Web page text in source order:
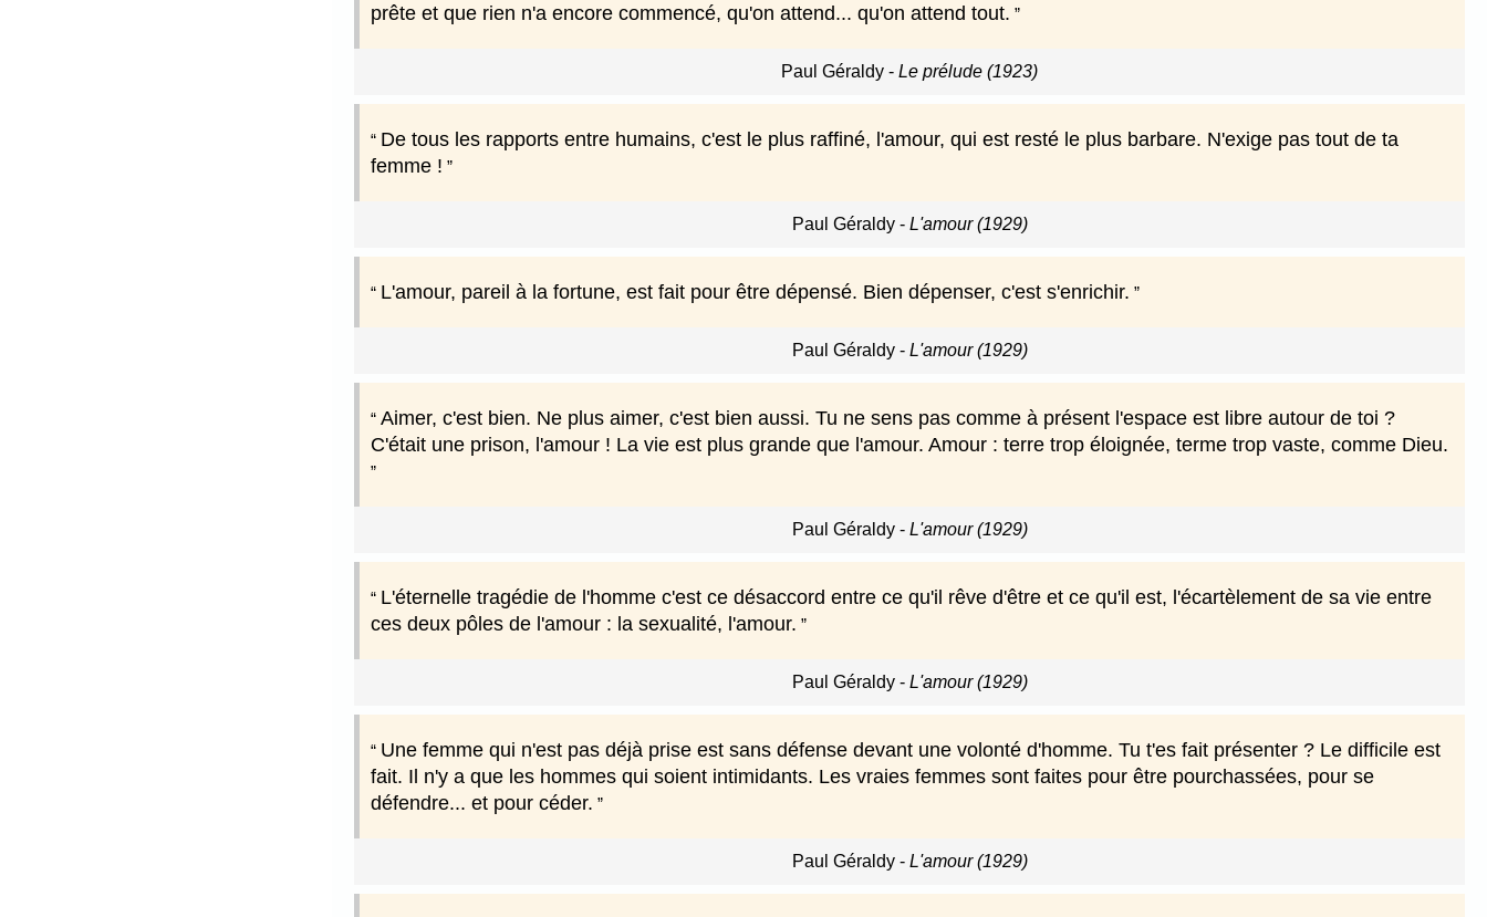
prête et que rien n'a encore commencé, qu'on attend... qu'on attend tout.
Paul Géraldy - Le prélude (1923)
De tous les rapports entre humains, c'est le plus raffiné, l'amour, qui est resté le plus barbare. N'exige pas tout de ta
femme !
Paul Géraldy- L'amour (1929)
L'amour, pareil à la fortune, est fait pour être dépensé. Bien dépenser, c'est s'enrichir.
Paul Géraldy- L'amour (1929)
Aimer, c'est bien. Ne plus aimer, c'est bien aussi. Tu ne sens pas comme à présent l'espace est libre autour de toi ?
C'était une prison, l'amour ! La vie est plus grande que l'amour. Amour : terre trop éloignée, terme trop vaste, comme Dieu.
Paul Géraldy- L'amour (1929)
L'éternelle tragédie de l'homme c'est ce désaccord entre ce qu'il rêve d'être et ce qu'il est, l'écartèlement de sa vie entre
ces deux pôles de l'amour : la sexualité, l'amour.
Paul Géraldy- L'amour (1929)
Une femme qui n'est pas déjà prise est sans défense devant une volonté d'homme. Tu t'es fait présenter ? Le difficile est
fait. Il n'y a que les hommes qui soient intimidants. Les vraies femmes sont faites pour être pourchassées, pour se
défendre... et pour céder.
Paul Géraldy- L'amour (1929)